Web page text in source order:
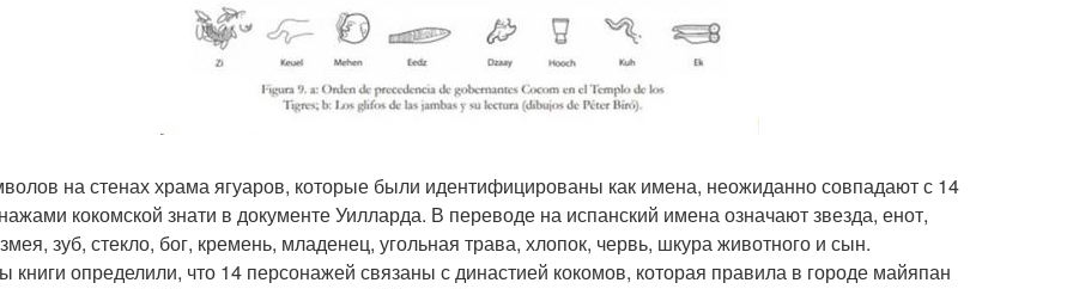
на стенах храма ягуаров, которые были идентифицированы как имена, неожиданно совпадают с 14
кокомской знати в документе Уилларда. В переводе на испанский имена означают звезда, енот,
зуб, стекло, бог, кремень, младенец, угольная трава, хлопок, червь, шкура животного и сын.
книги определили, что 14 персонажей связаны с династией кокомов, которая правила в городе майяпан